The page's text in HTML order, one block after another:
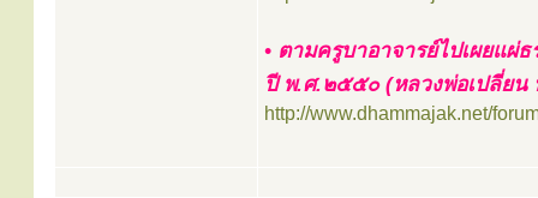
• ตามครูบาอาจารย์ไปเผยแผ่ธ
ปี พ.ศ.๒๕๕๐ (หลวงพ่อเปลี่ยน
http://www.dhammajak.net/